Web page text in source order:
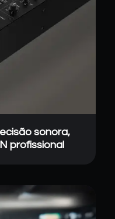
sonora,
profissional